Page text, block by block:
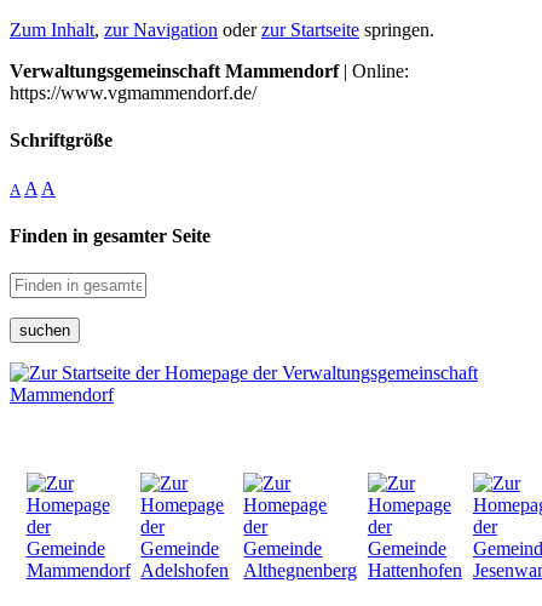
Zum Inhalt, zur Navigation oderzur Startseite springen.
Verwaltungsgemeinschaft Mammendorf| Online:
https://www.vgmammendorf.de/
Schriftgröße
A A A
Finden in gesamter Seite
suchen